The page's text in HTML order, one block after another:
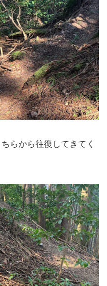
らから往復してきてく